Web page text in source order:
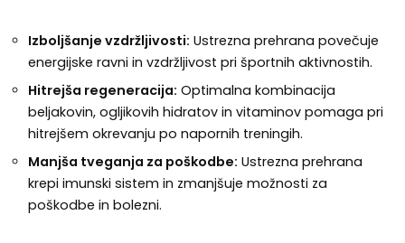
Izboljšanje vzdržljivosti: Ustrezna prehrana povečuje
energijske ravni in vzdržljivost pri športnih aktivnostih.
Hitrejša regeneracija: Optimalna kombinacija
beljakovin, ogljikovih hidratov in vitaminov pomaga pri
hitrejšem okrevanju po napornih treningih.
Manjša tveganja za poškodbe: Ustrezna prehrana
krepi imunski sistem in zmanjšuje možnosti za
poškodbe in bolezni.